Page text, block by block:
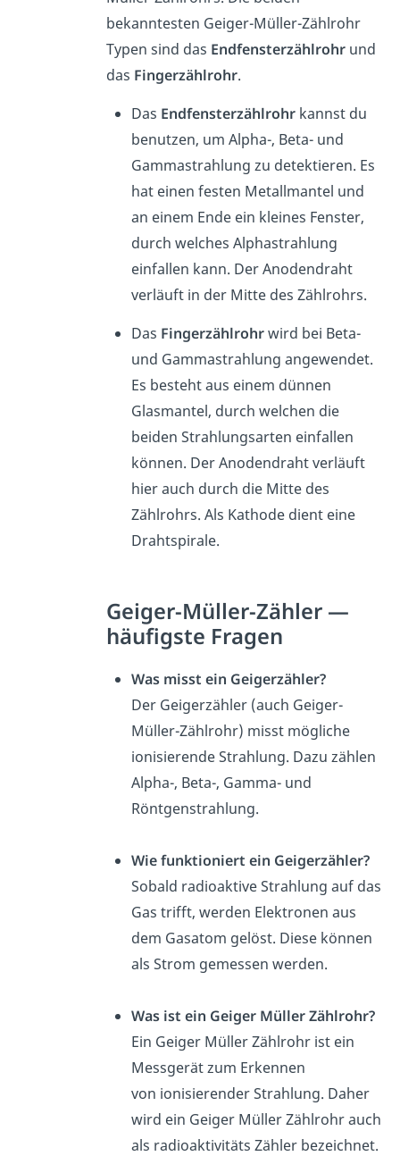
bekanntesten Geiger-Müller-Zählrohr
Typen sind das Endfensterzählrohr und
das Fingerzählrohr.
Das Endfensterzählrohr kannst du
benutzen, um Alpha-, Beta- und
Gammastrahlung zu detektieren. Es
hat einen festen Metallmantel und
an einem Ende ein kleines Fenster,
durch welches Alphastrahlung
einfallen kann. Der Anodendraht
verläuft in der Mitte des Zählrohrs.
Das Fingerzählrohrwird bei Beta-
und Gammastrahlung angewendet.
Es besteht aus einem dünnen
Glasmantel, durch welchen die
beiden Strahlungsarten einfallen
können. Der Anodendraht verläuft
hier auch durch die Mitte des
Zählrohrs. Als Kathode dient eine
Drahtspirale.
Geiger-Müller-Zähler —
häufigste Fragen
Was misst ein Geigerzähler?
Der Geigerzähler (auch Geiger-
Müller-Zählrohr) misst mögliche
ionisierende Strahlung. Dazu zählen
Alpha-, Beta-, Gamma- und
Röntgenstrahlung.
Wie funktioniert ein Geigerzähler?
Sobald radioaktive Strahlung auf das
Gas trifft, werden Elektronen aus
dem Gasatom gelöst. Diese können
als Strom gemessen werden.
Was ist ein Geiger Müller Zählrohr?
Ein Geiger Müller Zählrohr ist ein
Messgerät zum Erkennen
von ionisierender Strahlung. Daher
wird ein Geiger Müller Zählrohr auch
als radioaktivitäts Zähler bezeichnet.